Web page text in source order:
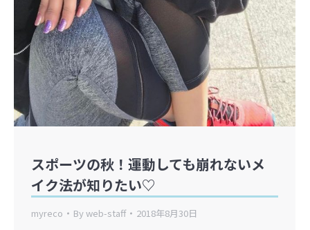
スポーツの秋！運動しても崩れないメ
イク法が知りたい♡
myreco Byweb-staff 2018年8月30日